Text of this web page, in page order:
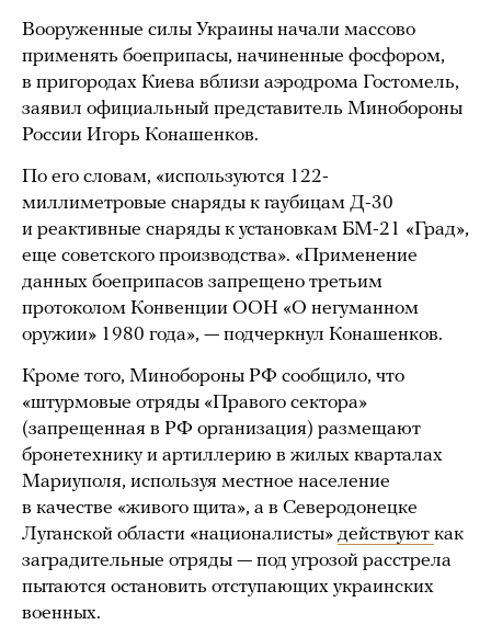
Вооруженные силы Украины начали массово
применять боеприпасы, начиненные фосфором,
в пригородах Киева вблизи аэродрома Гостомель,
заявил официальный представитель Минобороны
России Игорь Конашенков.
По его словам, «используются 122-
миллиметровые снаряды к гаубицам Д-30
и реактивные снаряды к установкам БМ-21 «Град»,
еще советского производства». «Применение
данных боеприпасов запрещено третьим
протоколом Конвенции ООН «О негуманном
оружии» 1980 года», — подчеркнул Конашенков.
Кроме того, Минобороны РФ сообщило, что
«штурмовые отряды «Правого сектора»
(запрещенная в РФ организация) размещают
бронетехнику и артиллерию в жилых кварталах
Мариуполя, используя местное население
в качестве «живого щита», а в Северодонецке
Луганской области «националисты» действуют как
заградительные отряды — под угрозой расстрела
пытаются остановить отступающих украинских
военных.